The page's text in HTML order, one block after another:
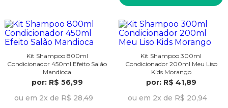
Kit Shampoo 800ml
Condicionador 450ml Efeito Salão
Mandioca
por: R$ 56,99
ou em 2x de R$ 28,49
Kit Shampoo 300ml
Condicionador 200ml Meu Liso
Kids Morango
por: R$ 41,89
ou em 2x de R$ 20,94